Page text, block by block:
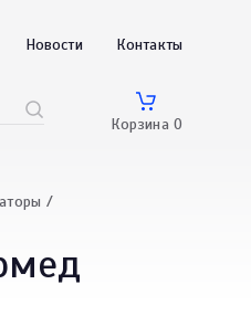
Новости Контакты
Корзина 0